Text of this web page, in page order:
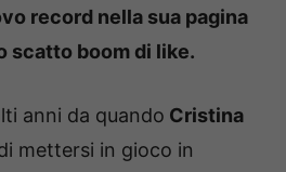
record nella sua pagina
scatto boom di like.
anni da quando Cristina
mettersi in gioco in